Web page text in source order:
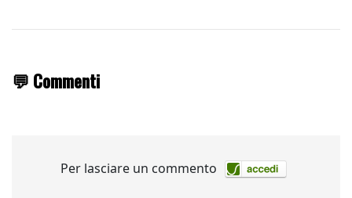
💬 Commenti